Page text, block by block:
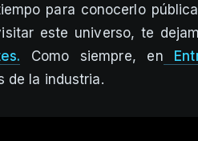
para conocerlo
este universo, te
Como siempre, en
de la industria.